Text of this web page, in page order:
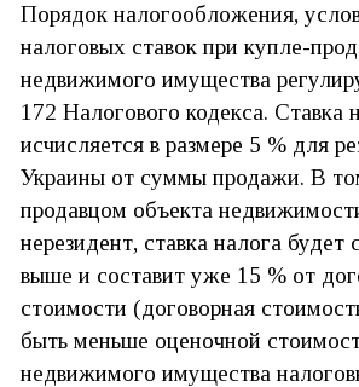
Порядок налогообложения,
налоговых ставок при купле-
недвижимого имущества
172 Налогового кодекса. Ставка
исчисляется в размере 5 % для
Украины от суммы продажи. В
продавцом объекта
нерезидент, ставка налога будет
выше и составит уже 15 % от
стоимости (договорная
быть меньше оценочной
недвижимого имущества